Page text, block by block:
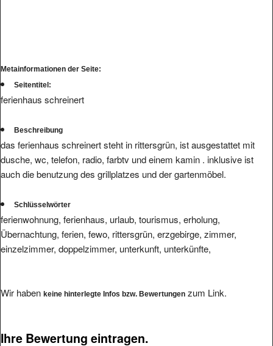
Metainformationen der Seite:
Seitentitel:
ferienhaus schreinert
Beschreibung
das ferienhaus schreinert steht in rittersgrün, ist ausgestattet mit
dusche, wc, telefon, radio, farbtv und einem kamin . inklusive ist
auch die benutzung des grillplatzes und der gartenmöbel.
Schlüsselwörter
ferienwohnung, ferienhaus, urlaub, tourismus, erholung,
Übernachtung, ferien, fewo, rittersgrün, erzgebirge, zimmer,
einzelzimmer, doppelzimmer, unterkunft, unterkünfte,
Wir haben keine hinterlegte Infos bzw. Bewertungen zum Link.
Ihre Bewertung eintragen.